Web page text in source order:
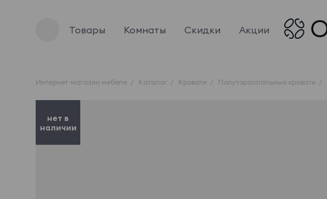
Товары Комнаты Скидки Акции
Интернет-магазин мебели Каталог Кровати Полутораспальные кровати
нет в
наличии